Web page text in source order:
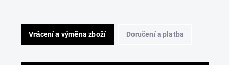
Vrácení a výměna zboží Doručení a platba